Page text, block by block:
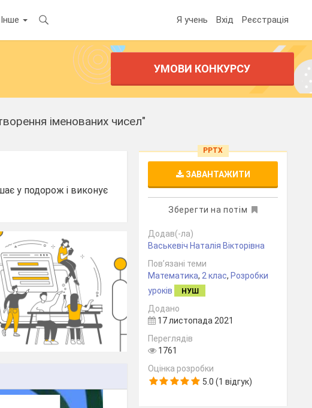
Інше Я учень Вхід Реєстрація
УМОВИ КОНКУРСУ
іменованих чисел"
у подорож і виконує
PPTX
ЗАВАНТАЖИТИ
Зберегти на потім
Додав(-ла)
Васькевіч Наталія Вікторівна
Пов’язані теми
Математика, 2 клас, Розробки
уроків
НУШ
Додано
17 листопада 2021
Переглядів
1761
Оцінка розробки
5.0 (1 відгук)